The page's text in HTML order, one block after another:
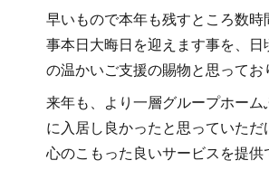
早いもので本年も残すところ数時
事本日大晦日を迎えます事を、日
の温かいご支援の賜物と思ってお
来年も、より一層グループホーム
に入居し良かったと思っていただ
心のこもった良いサービスを提供